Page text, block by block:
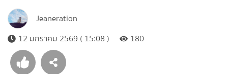
Jeaneration
12 มกราคม 2569 ( 15:08 )
180